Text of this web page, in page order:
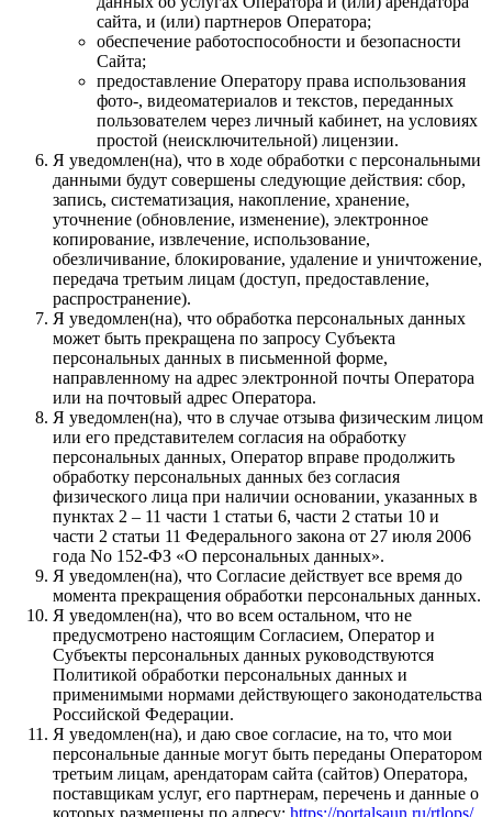
сайта, и (или) партнеров Оператора;
обеспечение работоспособности и безопасности
Сайта;
предоставление Оператору права использования
фото-, видеоматериалов и текстов, переданных
пользователем через личный кабинет, на условиях
простой (неисключительной) лицензии.
Я уведомлен(на), что в ходе обработки с персональными
данными будут совершены следующие действия: сбор,
запись, систематизация, накопление, хранение,
уточнение (обновление, изменение), электронное
копирование, извлечение, использование,
обезличивание, блокирование, удаление и уничтожение,
передача третьим лицам (доступ, предоставление,
распространение).
Я уведомлен(на), что обработка персональных данных
может быть прекращена по запросу Субъекта
персональных данных в письменной форме,
направленному на адрес электронной почты Оператора
или на почтовый адрес Оператора.
Я уведомлен(на), что в случае отзыва физическим лицом
или его представителем согласия на обработку
персональных данных, Оператор вправе продолжить
обработку персональных данных без согласия
физического лица при наличии основании, указанных в
пунктах 2 – 11 части 1 статьи 6, части 2 статьи 10 и
части 2 статьи 11 Федерального закона от 27 июля 2006
года No 152-ФЗ «О персональных данных».
Я уведомлен(на), что Согласие действует все время до
момента прекращения обработки персональных данных.
Я уведомлен(на), что во всем остальном, что не
предусмотрено настоящим Согласием, Оператор и
Субъекты персональных данных руководствуются
Политикой обработки персональных данных и
применимыми нормами действующего законодательства
Российской Федерации.
Я уведомлен(на), и даю свое согласие, на то, что мои
персональные данные могут быть переданы Оператором
третьим лицам, арендаторам сайта (сайтов) Оператора,
поставщикам услуг, его партнерам, перечень и данные о
которых размещены по адресу: https://portalsaun.ru/rtlops/,